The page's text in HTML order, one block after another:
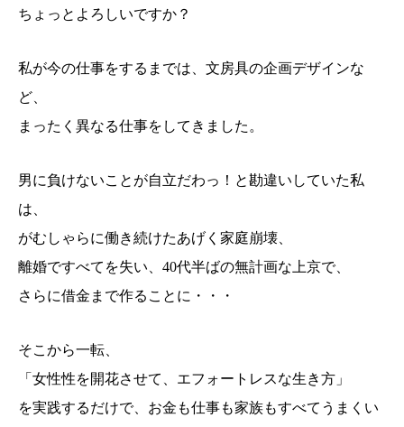
ちょっとよろしいですか？
私が今の仕事をするまでは、文房具の企画デザインな
ど、
まったく異なる仕事をしてきました。
男に負けないことが自立だわっ！と勘違いしていた私
は、
がむしゃらに働き続けたあげく家庭崩壊、
離婚ですべてを失い、40代半ばの無計画な上京で、
さらに借金まで作ることに・・・
そこから一転、
「女性性を開花させて、エフォートレスな生き方」
を実践するだけで、お金も仕事も家族もすべてうまくい